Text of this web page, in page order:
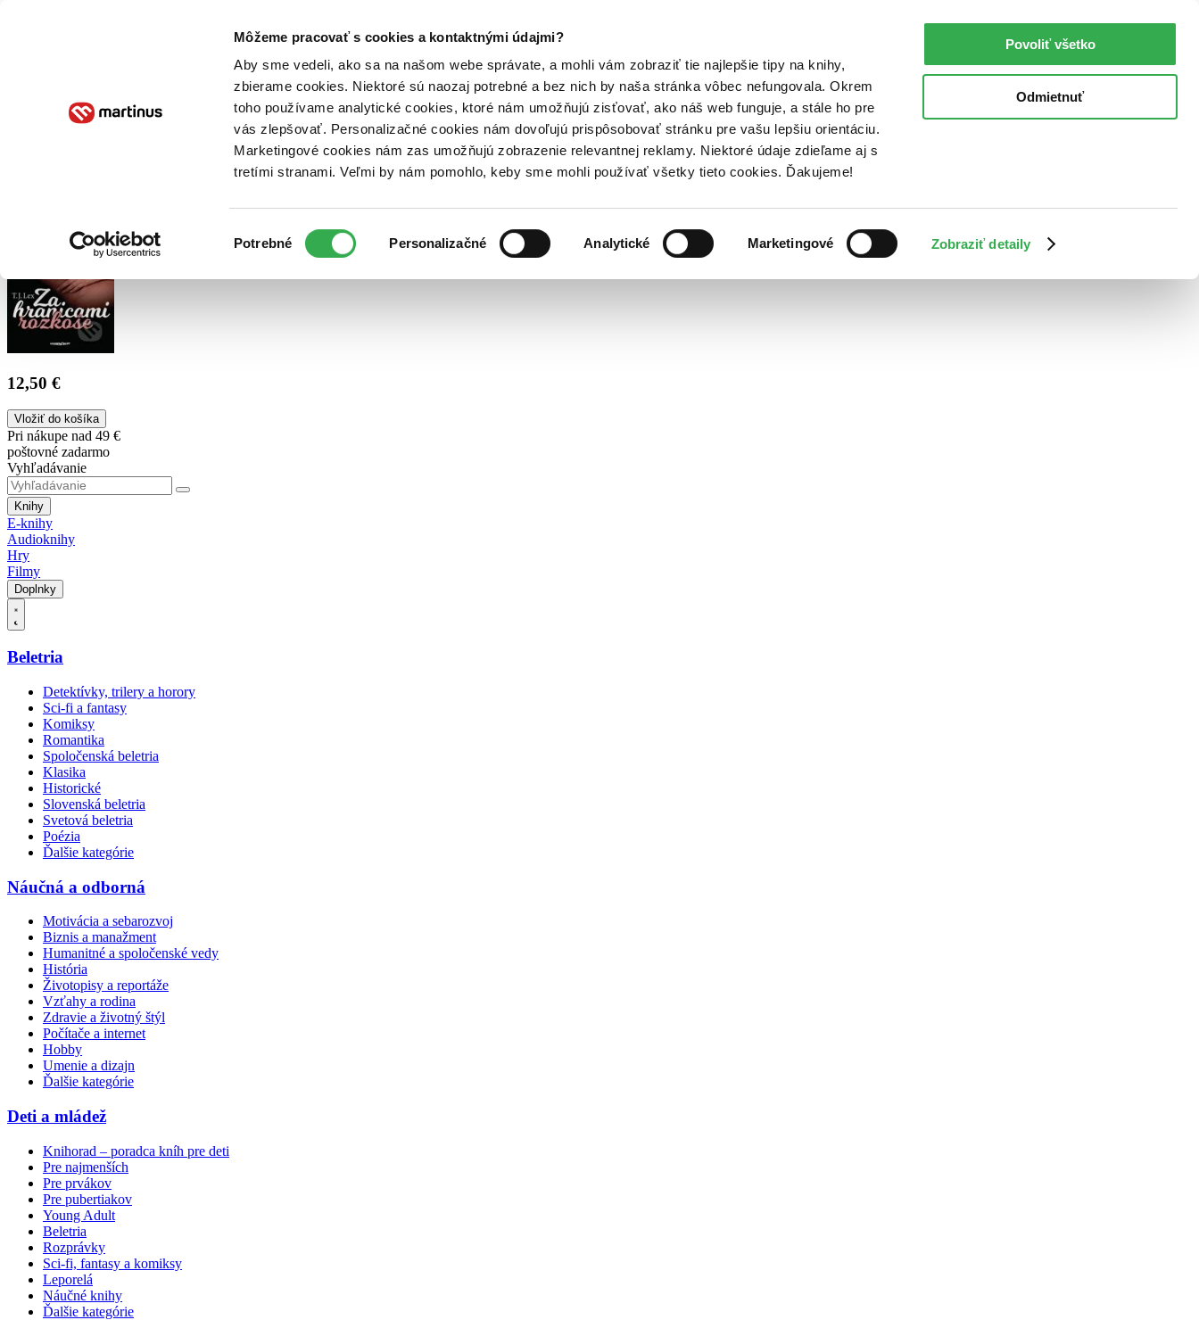
Môžeme pracovať s cookies a kontaktnými údajmi?
Aby sme vedeli, ako sa na našom webe správate, a mohli vám zobraziť tie najlepšie tipy na knihy,
zbierame cookies. Niektoré sú naozaj potrebné a bez nich by naša stránka vôbec nefungovala. Okrem
toho používame analytické cookies, ktoré nám umožňujú zisťovať, ako náš web funguje, a stále ho pre
vás zlepšovať. Personalizačné cookies nám dovoľujú prispôsobovať stránku pre vašu lepšiu orientáciu.
Marketingové cookies nám zas umožňujú zobrazenie relevantnej reklamy. Niektoré údaje zdieľame aj s
tretími stranami. Veľmi by nám pomohlo, keby sme mohli používať všetky tieto cookies. Ďakujeme!
súhlasu
Potrebné Personalizačné Analytické Marketingové Zobraziť detaily
Povoliť všetko
Odmietnuť
Poukážky Kontakt
12,50 €
Vložiť do košíka
Pri nákupe nad 49 €
poštovné zadarmo
Vyhľadávanie
Knihy
E-knihy
Audioknihy
Hry
Filmy
Doplnky
Beletria
Detektívky, trilery a horory
Sci-fi a fantasy
Komiksy
Romantika
Spoločenská beletria
Klasika
Historické
Slovenská beletria
Svetová beletria
Poézia
Ďalšie kategórie
Náučná a odborná
Motivácia a sebarozvoj
Biznis a manažment
Humanitné a spoločenské vedy
História
Životopisy a reportáže
Vzťahy a rodina
Zdravie a životný štýl
Počítače a internet
Hobby
Umenie a dizajn
Ďalšie kategórie
Deti a mládež
Knihorad – poradca kníh pre deti
Pre najmenších
Pre prvákov
Pre pubertiakov
Young Adult
Beletria
Rozprávky
Sci-fi, fantasy a komiksy
Leporelá
Náučné knihy
Ďalšie kategórie